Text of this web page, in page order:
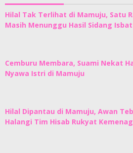
Hilal Tak Terlihat di Mamuju, Satu
Masih Menunggu Hasil Sidang
Cemburu Membara, Suami Nekat
Nyawa Istri di Mamuju
Hilal Dipantau di Mamuju, Awan
Halangi Tim Hisab Rukyat